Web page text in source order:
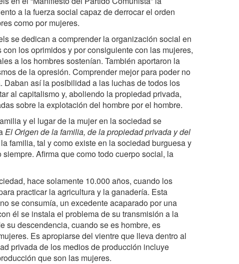
a la fuerza social capaz de derrocar el orden
como por mujeres.
se dedican a comprender la organización social en
los oprimidos y por consiguiente con las mujeres,
a los hombres sostenían. También aportaron la
de la opresión. Comprender mejor para poder no
así la posibilidad a las luchas de todos los
al capitalismo y, aboliendo la propiedad privada,
sobre la explotación del hombre por el hombre.
y el lugar de la mujer en la sociedad se
El Origen de la familia, de la propiedad privada y del
familia, tal y como existe en la sociedad burguesa y
Afirma que como todo cuerpo social, la
hace solamente 10.000 años, cuando los
practicar la agricultura y la ganadería. Esta
se consumía, un excedente acaparado por una
él se instala el problema de su transmisión a la
su descendencia, cuando se es hombre, es
Es apropiarse del vientre que lleva dentro al
privada de los medios de producción incluye
que son las mujeres.